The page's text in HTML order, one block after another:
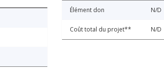
Élément don N/D
Coût total du projet** N/D